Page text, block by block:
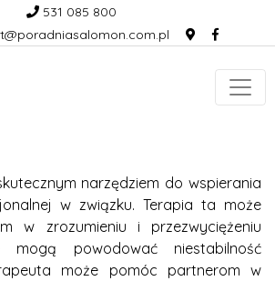
531 085 800
narzędziem do wspierania
w związku. Terapia ta może
w zrozumieniu i przezwyciężeniu
mogą powodować niestabilność
może pomóc partnerom w